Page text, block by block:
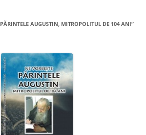
PĂRINTELE AUGUSTIN, MITROPOLITUL DE 104 ANI”